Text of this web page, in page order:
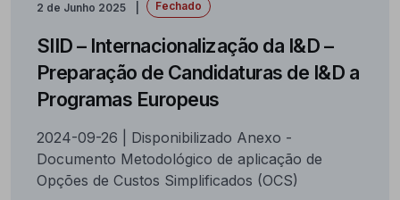
2 de Junho 2025 Fechado
SIID – Internacionalização da I&D –
Preparação de Candidaturas de I&D a
Programas Europeus
2024-09-26 | Disponibilizado Anexo -
Documento Metodológico de aplicação de
Opções de Custos Simplificados (OCS)